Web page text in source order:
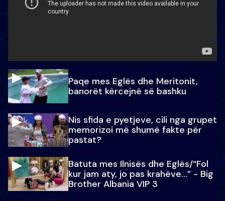
Paqe mes Eglës dhe Meritonit,
banorët kërcejnë së bashku
Nis sfida e pyetjeve, cili nga grupet
memorizoi më shumë fakte për
pastat?
Batuta mes Ilnisës dhe Eglës/“Fol
kur jam aty, jo pas krahëve…” - Big
Brother Albania VIP 3